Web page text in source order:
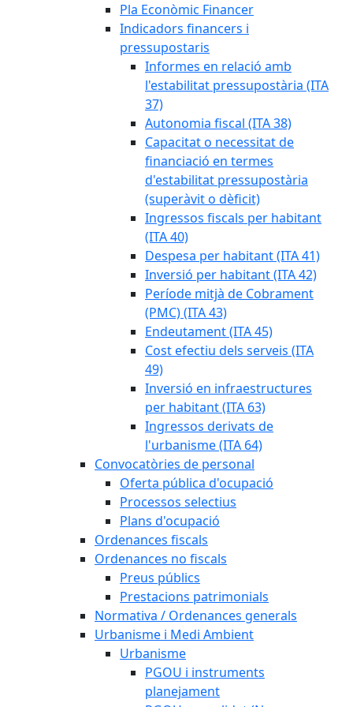
Pla Econòmic Financer
Indicadors financers i
pressupostaris
Informes en relació amb
l'estabilitat pressupostària (ITA
37)
Autonomia fiscal (ITA 38)
Capacitat o necessitat de
financiació en termes
d'estabilitat pressupostària
(superàvit o dèficit)
Ingressos fiscals per habitant
(ITA 40)
Despesa per habitant (ITA 41)
Inversió per habitant (ITA 42)
Període mitjà de Cobrament
(PMC) (ITA 43)
Endeutament (ITA 45)
Cost efectiu dels serveis (ITA
49)
Inversió en infraestructures
per habitant (ITA 63)
Ingressos derivats de
l'urbanisme (ITA 64)
Convocatòries de personal
Oferta pública d'ocupació
Processos selectius
Plans d'ocupació
Ordenances fiscals
Ordenances no fiscals
Preus públics
Prestacions patrimonials
Normativa / Ordenances generals
Urbanisme i Medi Ambient
Urbanisme
PGOU i instruments
planejament